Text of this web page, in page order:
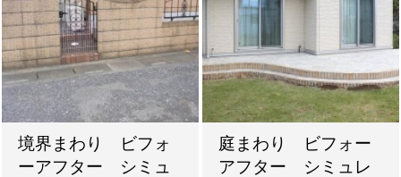
境界まわり ビフォ
ーアフター シミュ
庭まわり ビフォー
アフター シミュレ